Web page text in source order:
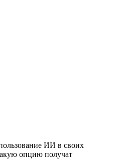
ИИ в своих
опцию получат